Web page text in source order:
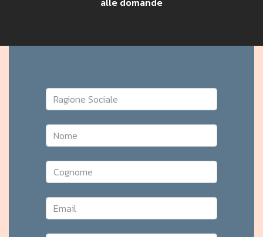
Ragione Sociale
Nome
Cognome
Email